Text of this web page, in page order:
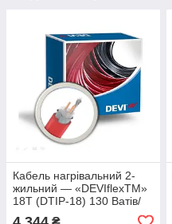
Кабель нагрівальний 2-
жильний — «DEVIflexTM»
18T (DTIP-18) 130 Ватів/
метр 18 метрів